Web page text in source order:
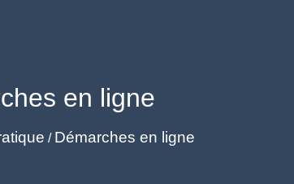
en ligne
/ Démarches en ligne